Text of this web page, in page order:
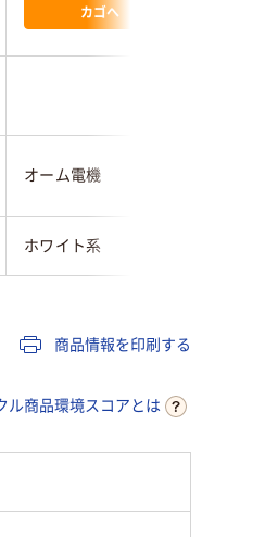
カゴへ
オーム電機
ホワイト系
商品情報を印刷する
ル商品環境スコアとは